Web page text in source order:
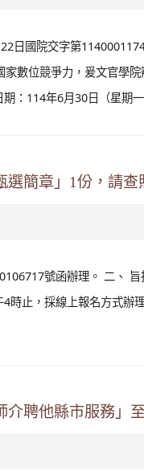
日國院交字第
數位競爭力，爰文官學
：114年6月30日（星期
簡章」1份，請查
號函辦理。 二、
止，採線上報名方式辦
聘他縣市服務」